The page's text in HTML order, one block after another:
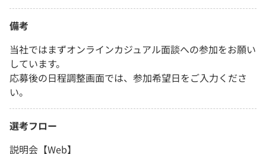
備考
当社ではまずオンラインカジュアル面談への参加をお願い
しています。
応募後の日程調整画面では、参加希望日をご入力くださ
い。
選考フロー
説明会【Web】